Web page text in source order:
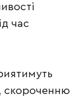
час
скороченню